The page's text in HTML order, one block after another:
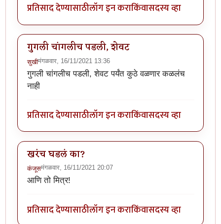
प्रतिसाद देण्यासाठीलॉग इन कराकिंवासदस्य व्हा
गुगली चांगलीच पडली, शेवट
सुखीमंगळवार, 16/11/2021 13:36
गुगली चांगलीच पडली, शेवट पर्यंत कुठे वळणार कळलंच
नाही
प्रतिसाद देण्यासाठीलॉग इन कराकिंवासदस्य व्हा
खरंच घडलं का?
कंजूसमंगळवार, 16/11/2021 20:07
आणि तो मित्र!
प्रतिसाद देण्यासाठीलॉग इन कराकिंवासदस्य व्हा